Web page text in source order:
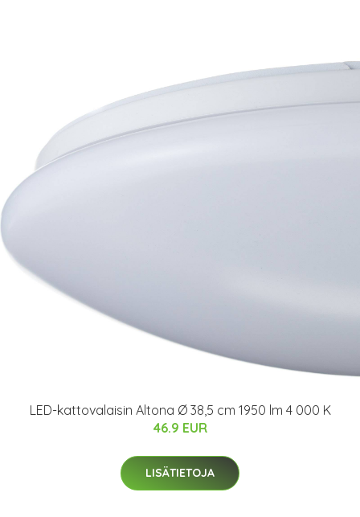
LED-kattovalaisin Altona Ø 38,5 cm 1950 lm 4 000 K
46.9 EUR
LISÄTIETOJA